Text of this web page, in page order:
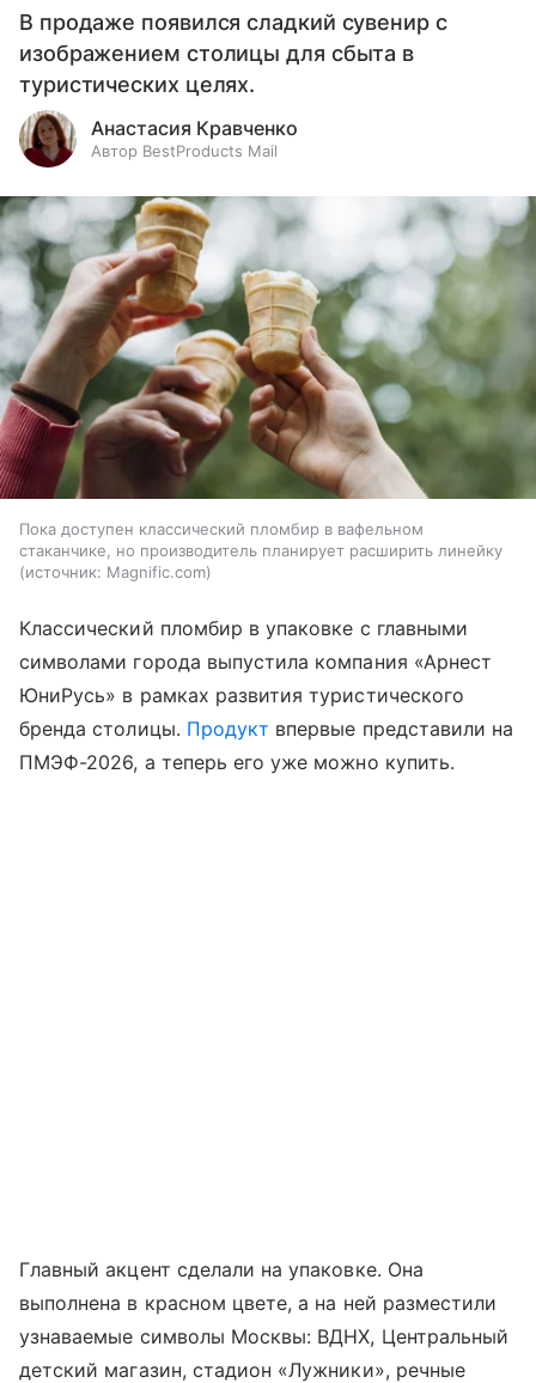
В продаже появился сладкий сувенир с
изображением столицы для сбыта в
туристических целях.
Анастасия Кравченко
Автор BestProducts Mail
Пока доступен классический пломбир в вафельном
стаканчике, но производитель планирует расширить линейку
источник: Magnific.com
Классический пломбир в упаковке с главными
символами города выпустила компания «Арнест
ЮниРусь» в рамках развития туристического
бренда столицы. Продукт впервые представили на
ПМЭФ-2026, а теперь его уже можно купить.
Главный акцент сделали на упаковке. Она
выполнена в красном цвете, а на ней разместили
узнаваемые символы Москвы: ВДНХ, Центральный
детский магазин, стадион «Лужники», речные